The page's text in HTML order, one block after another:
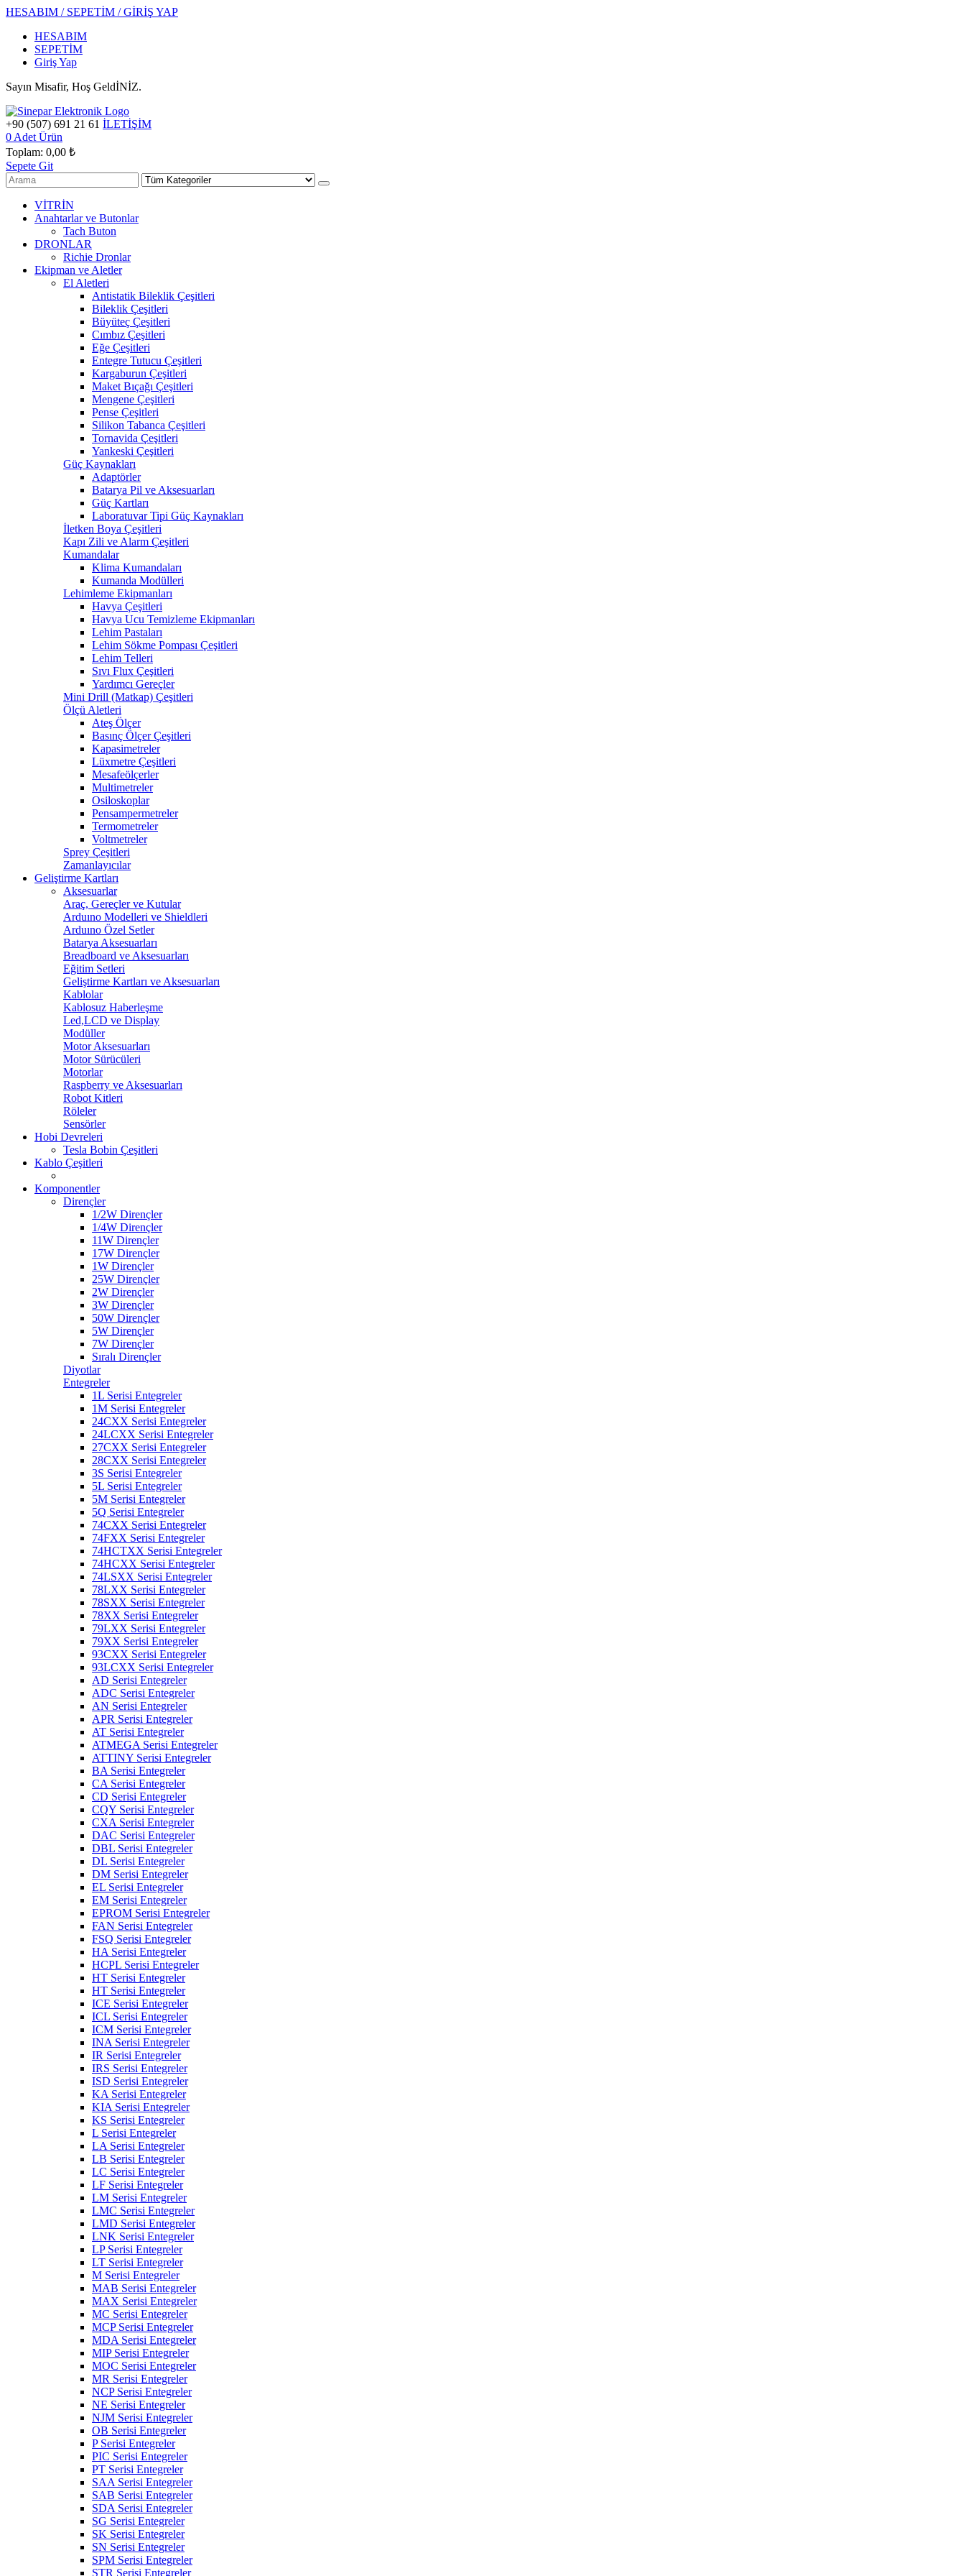
HESABIM / SEPETİM / GİRİŞ YAP
HESABIM
SEPETİM
Giriş Yap
Sayın Misafir, Hoş GeldİNİZ.
+90 (507) 691 21 61 İLETİŞİM
0 Adet Ürün
Toplam: 0,00 ₺
Sepete Git
VİTRİN
Anahtarlar ve Butonlar
Tach Buton
DRONLAR
Richie Dronlar
Ekipman ve Aletler
El Aletleri
Antistatik Bileklik Çeşitleri
Bileklik Çeşitleri
Büyüteç Çeşitleri
Cımbız Çeşitleri
Eğe Çeşitleri
Entegre Tutucu Çeşitleri
Kargaburun Çeşitleri
Maket Bıçağı Çeşitleri
Mengene Çeşitleri
Pense Çeşitleri
Silikon Tabanca Çeşitleri
Tornavida Çeşitleri
Yankeski Çeşitleri
Güç Kaynakları
Adaptörler
Batarya Pil ve Aksesuarları
Güç Kartları
Laboratuvar Tipi Güç Kaynakları
İletken Boya Çeşitleri
Kapı Zili ve Alarm Çeşitleri
Kumandalar
Klima Kumandaları
Kumanda Modülleri
Lehimleme Ekipmanları
Havya Çeşitleri
Havya Ucu Temizleme Ekipmanları
Lehim Pastaları
Lehim Sökme Pompası Çeşitleri
Lehim Telleri
Sıvı Flux Çeşitleri
Yardımcı Gereçler
Mini Drill (Matkap) Çeşitleri
Ölçü Aletleri
Ateş Ölçer
Basınç Ölçer Çeşitleri
Kapasimetreler
Lüxmetre Çeşitleri
Mesafeölçerler
Multimetreler
Osiloskoplar
Pensampermetreler
Termometreler
Voltmetreler
Sprey Çeşitleri
Zamanlayıcılar
Geliştirme Kartları
Aksesuarlar
Araç, Gereçler ve Kutular
Arduıno Modelleri ve Shieldleri
Arduıno Özel Setler
Batarya Aksesuarları
Breadboard ve Aksesuarları
Eğitim Setleri
Geliştirme Kartları ve Aksesuarları
Kablolar
Kablosuz Haberleşme
Led,LCD ve Display
Modüller
Motor Aksesuarları
Motor Sürücüleri
Motorlar
Raspberry ve Aksesuarları
Robot Kitleri
Röleler
Sensörler
Hobi Devreleri
Tesla Bobin Çeşitleri
Kablo Çeşitleri
Komponentler
Dirençler
1/2W Dirençler
1/4W Dirençler
11W Dirençler
17W Dirençler
1W Dirençler
25W Dirençler
2W Dirençler
3W Dirençler
50W Dirençler
5W Dirençler
7W Dirençler
Sıralı Dirençler
Diyotlar
Entegreler
1L Serisi Entegreler
1M Serisi Entegreler
24CXX Serisi Entegreler
24LCXX Serisi Entegreler
27CXX Serisi Entegreler
28CXX Serisi Entegreler
3S Serisi Entegreler
5L Serisi Entegreler
5M Serisi Entegreler
5Q Serisi Entegreler
74CXX Serisi Entegreler
74FXX Serisi Entegreler
74HCTXX Serisi Entegreler
74HCXX Serisi Entegreler
74LSXX Serisi Entegreler
78LXX Serisi Entegreler
78SXX Serisi Entegreler
78XX Serisi Entegreler
79LXX Serisi Entegreler
79XX Serisi Entegreler
93CXX Serisi Entegreler
93LCXX Serisi Entegreler
AD Serisi Entegreler
ADC Serisi Entegreler
AN Serisi Entegreler
APR Serisi Entegreler
AT Serisi Entegreler
ATMEGA Serisi Entegreler
ATTINY Serisi Entegreler
BA Serisi Entegreler
CA Serisi Entegreler
CD Serisi Entegreler
CQY Serisi Entegreler
CXA Serisi Entegreler
DAC Serisi Entegreler
DBL Serisi Entegreler
DL Serisi Entegreler
DM Serisi Entegreler
EL Serisi Entegreler
EM Serisi Entegreler
EPROM Serisi Entegreler
FAN Serisi Entegreler
FSQ Serisi Entegreler
HA Serisi Entegreler
HCPL Serisi Entegreler
HT Serisi Entegreler
HT Serisi Entegreler
ICE Serisi Entegreler
ICL Serisi Entegreler
ICM Serisi Entegreler
INA Serisi Entegreler
IR Serisi Entegreler
IRS Serisi Entegreler
ISD Serisi Entegreler
KA Serisi Entegreler
KIA Serisi Entegreler
KS Serisi Entegreler
L Serisi Entegreler
LA Serisi Entegreler
LB Serisi Entegreler
LC Serisi Entegreler
LF Serisi Entegreler
LM Serisi Entegreler
LMC Serisi Entegreler
LMD Serisi Entegreler
LNK Serisi Entegreler
LP Serisi Entegreler
LT Serisi Entegreler
M Serisi Entegreler
MAB Serisi Entegreler
MAX Serisi Entegreler
MC Serisi Entegreler
MCP Serisi Entegreler
MDA Serisi Entegreler
MIP Serisi Entegreler
MOC Serisi Entegreler
MR Serisi Entegreler
NCP Serisi Entegreler
NE Serisi Entegreler
NJM Serisi Entegreler
OB Serisi Entegreler
P Serisi Entegreler
PIC Serisi Entegreler
PT Serisi Entegreler
SAA Serisi Entegreler
SAB Serisi Entegreler
SDA Serisi Entegreler
SG Serisi Entegreler
SK Serisi Entegreler
SN Serisi Entegreler
SPM Serisi Entegreler
STR Serisi Entegreler